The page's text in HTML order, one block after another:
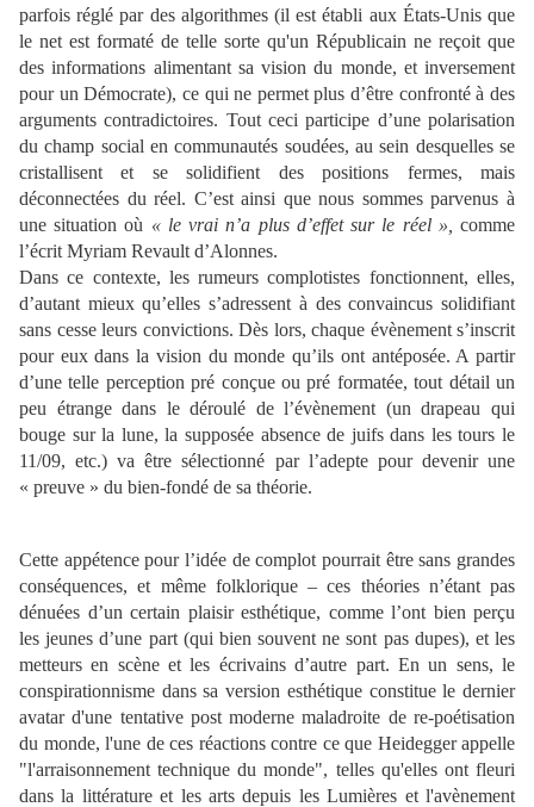
parfois réglé par des algorithmes (il est établi aux États-Unis que
le net est formaté de telle sorte qu'un Républicain ne reçoit que
des informations alimentant sa vision du monde, et inversement
pour un Démocrate), ce qui ne permet plus d’être confronté à des
arguments contradictoires. Tout ceci participe d’une polarisation
du champ social en communautés soudées, au sein desquelles se
cristallisent et se solidifient des positions fermes, mais
déconnectées du réel. C’est ainsi que nous sommes parvenus à
une situation où « le vrai n’a plus d’effet sur le réel »,comme
l’écrit Myriam Revault d’Alonnes.
Dans ce contexte, les rumeurs complotistes fonctionnent, elles,
d’autant mieux qu’elles s’adressent à des convaincus solidifiant
sans cesse leurs convictions. Dès lors, chaque évènement s’inscrit
pour eux dans la vision du monde qu’ils ont antéposée. A partir
d’une telle perception pré conçue ou pré formatée, tout détail un
peu étrange dans le déroulé de l’évènement (un drapeau qui
bouge sur la lune, la supposée absence de juifs dans les tours le
11/09, etc.) va être sélectionné par l’adepte pour devenir une
« preuve » du bien-fondé de sa théorie.
Cette appétence pour l’idée de complot pourrait être sans grandes
conséquences, et même folklorique – ces théories n’étant pas
dénuées d’un certain plaisir esthétique, comme l’ont bien perçu
les jeunes d’une part (qui bien souvent ne sont pas dupes), et les
metteurs en scène et les écrivains d’autre part. En un sens, le
conspirationnisme dans sa version esthétique constitue le dernier
avatar d'une tentative post moderne maladroite de re-poétisation
du monde, l'une de ces réactions contre ce que Heidegger appelle
"l'arraisonnement technique du monde", telles qu'elles ont fleuri
dans la littérature et les arts depuis les Lumières et l'avènement